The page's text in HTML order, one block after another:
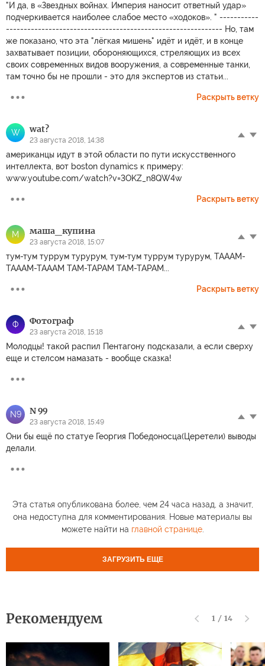
"И да, в «Звездных войнах. Империя наносит ответный удар»
подчеркивается наиболее слабое место «ходоков». " -----------
------------------------------------------------------------- Но, там
же показано, что эта "лёгкая мишень" идёт и идёт, и в конце
захватывает позиции, обороняющихся, стреляющих из всех
своих современных видов вооружения, а современные танки,
там точно бы не прошли - это для экспертов из статьи...
Раскрыть ветку
W wat?
23 августа 2018, 14:38
американцы идут в этой области по пути искусственного
интеллекта, вот boston dynamics к примеру:
www.youtube.com/watch?v=3OKZ_n8QW4w
Раскрыть ветку
М маша_купина
23 августа 2018, 15:07
тум-тум туррум турурум, тум-тум туррум турурум, ТАААМ-
ТАААМ-ТАААМ ТАМ-ТАРАМ ТАМ-ТАРАМ...
Раскрыть ветку
Ф Фотограф
23 августа 2018, 15:18
Молодцы! такой распил Пентагону подсказали, а если сверху
еще и стелсом намазать - вообще сказка!
N9 N 99
23 августа 2018, 15:49
Они бы ещё по статуе Георгия Победоносца(Церетели) выводы
делали.
Эта статья опубликована более, чем 24 часа назад, а значит,
она недоступна для комментирования. Новые материалы вы
можете найти на главной странице.
ЗАГРУЗИТЬ ЕЩЕ
Рекомендуем 1 / 14